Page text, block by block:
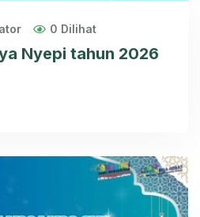
0 Dilihat
Nyepi tahun 2026